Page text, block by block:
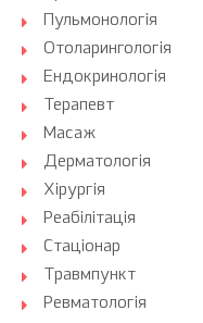
Пульмонологія
Отоларингологія
Ендокринологія
Терапевт
Масаж
Дерматологія
Хірургія
Реабілітація
Стаціонар
Травмпункт
Ревматологія